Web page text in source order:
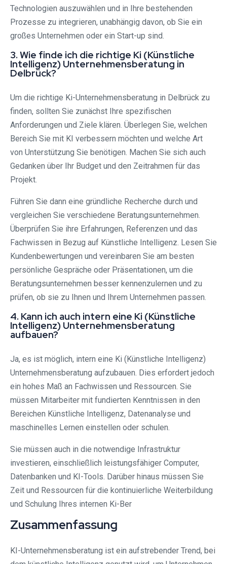
Technologien auszuwählen und in Ihre bestehenden
Prozesse zu integrieren, unabhängig davon, ob Sie ein
großes Unternehmen oder ein Start-up sind.
3. Wie finde ich die richtige Ki (Künstliche
Intelligenz) Unternehmensberatung in
Delbrück?
Um die richtige Ki-Unternehmensberatung in Delbrück zu
finden, sollten Sie zunächst Ihre spezifischen
Anforderungen und Ziele klären. Überlegen Sie, welchen
Bereich Sie mit KI verbessern möchten und welche Art
von Unterstützung Sie benötigen. Machen Sie sich auch
Gedanken über Ihr Budget und den Zeitrahmen für das
Projekt.
Führen Sie dann eine gründliche Recherche durch und
vergleichen Sie verschiedene Beratungsunternehmen.
Überprüfen Sie ihre Erfahrungen, Referenzen und das
Fachwissen in Bezug auf Künstliche Intelligenz. Lesen Sie
Kundenbewertungen und vereinbaren Sie am besten
persönliche Gespräche oder Präsentationen, um die
Beratungsunternehmen besser kennenzulernen und zu
prüfen, ob sie zu Ihnen und Ihrem Unternehmen passen.
4. Kann ich auch intern eine Ki (Künstliche
Intelligenz) Unternehmensberatung
aufbauen?
Ja, es ist möglich, intern eine Ki (Künstliche Intelligenz)
Unternehmensberatung aufzubauen. Dies erfordert jedoch
ein hohes Maß an Fachwissen und Ressourcen. Sie
müssen Mitarbeiter mit fundierten Kenntnissen in den
Bereichen Künstliche Intelligenz, Datenanalyse und
maschinelles Lernen einstellen oder schulen.
Sie müssen auch in die notwendige Infrastruktur
investieren, einschließlich leistungsfähiger Computer,
Datenbanken und KI-Tools. Darüber hinaus müssen Sie
Zeit und Ressourcen für die kontinuierliche Weiterbildung
und Schulung Ihres internen Ki-Ber
Zusammenfassung
KI-Unternehmensberatung ist ein aufstrebender Trend, bei